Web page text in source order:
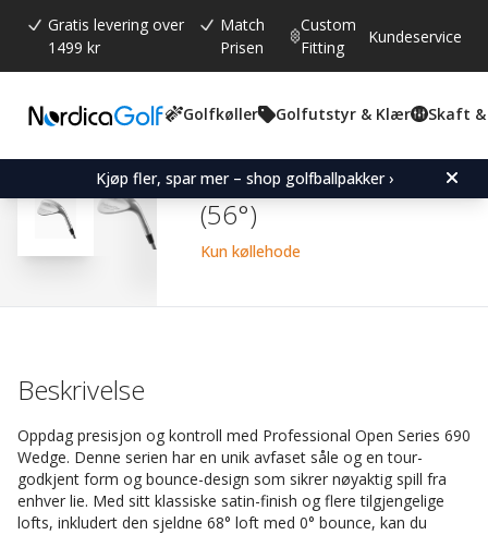
Gratis levering over
1499 kr
Match
Prisen
Custom
Fitting
Kundeservice
Golfkøller Golfutstyr & Klær Skaft &
Kjøp fler, spar mer – shop golfballpakker ›
Gjennomsnittskarakter:
4.7 (stemmer:
80)
Professional Open
(56°)
Kun køllehode
Beskrivelse
Oppdag presisjon og kontroll med Professional Open Series 690
Wedge. Denne serien har en unik avfaset såle og en tour-
godkjent form og bounce-design som sikrer nøyaktig spill fra
enhver lie. Med sitt klassiske satin-finish og flere tilgjengelige
lofts, inkludert den sjeldne 68° loft med 0° bounce, kan du